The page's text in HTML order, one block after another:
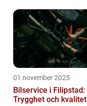
01 november 2025
Bilservice i Filipstad:
Trygghet och kvalitet